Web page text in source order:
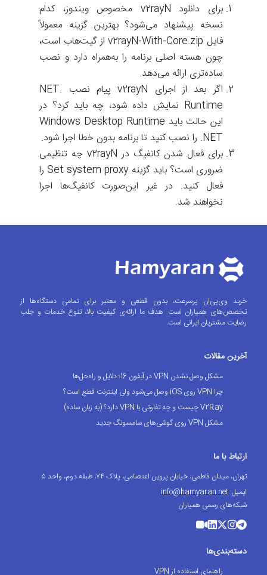
برای دانلود v2rayN مخصوص ویندوز، کدام
نسخه پیشنهاد می‌شود؟ بهترین گزینه معمولاً
فایل v2rayN-With-Core.zip از گیت‌هاب است،
چون هسته اصلی برنامه را به‌همراه دارد و نصب
ساده‌تری ارائه می‌دهد.
اگر بعد از اجرای v2rayN پیام نصب .NET
Runtime نمایش داده شود، چه باید کرد؟ در
این حالت باید Windows Desktop Runtime
.NET را نصب کنید تا برنامه بدون خطا اجرا شود.
برای فعال شدن کانفیگ در v2rayN چه تنظیمی
ضروری است؟ باید گزینه Set system proxy را
فعال کنید. در غیر این‌صورت کانفیگ‌ها اجرا
نخواهند شد.
خرید وی‌پی‌ان پرسرعت، بدون قطعی و معتبر برای تمامی دستگاه‌ها از
تخصص‌های همیاران است. هدف ما ارائه‌ی کیفیت بالا، تنوع خدمات و جلب
رضایت مشتریان ایرانی است.
آخرین مقالات
مشکل وصل نشدن VPN در آیفون 16؛ دلایل و راه‌حل‌ها
چرا VPN روی iOS وصل می‌شود ولی اینترنت قطع است؟
V2Ray چیست و چه تفاوتی با VPN دارد؟ (به زبان ساده)
مشکل VPN روی گوشی‌های سامسونگ جدید
ارتباط با ما
تهران، میدان فاطمی، خیابان پروین اعتصامی، پلاک ۷۴، طبقه دوم، واحد ۵
ایمیل:info@hamyaran.net
شبکه‌های رسمی همیاران
دسته‌بندی‌ها
راهنمای استفاده از VPN